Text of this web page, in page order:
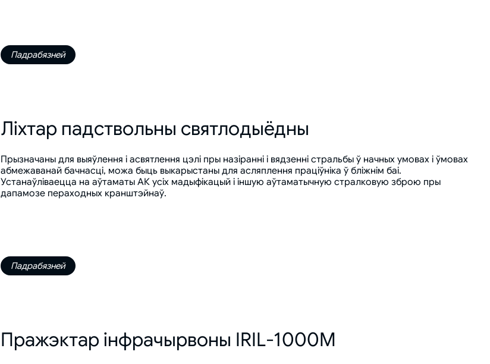
Падрабязней
Ліхтар падствольны святлодыёдны
Прызначаны для выяўлення і асвятлення цэлі пры назіранні і вядзенні стральбы ў начных умовах і ўмовах
абмежаванай бачнасці, можа быць выкарыстаны для асляплення праціўніка ў бліжнім баі.
Устанаўліваецца на аўтаматы АК усіх мадыфікацый і іншую аўтаматычную стралковую зброю пры
дапамозе пераходных кранштэйнаў.
Падрабязней
Пражэктар інфрачырвоны IRIL-1000M